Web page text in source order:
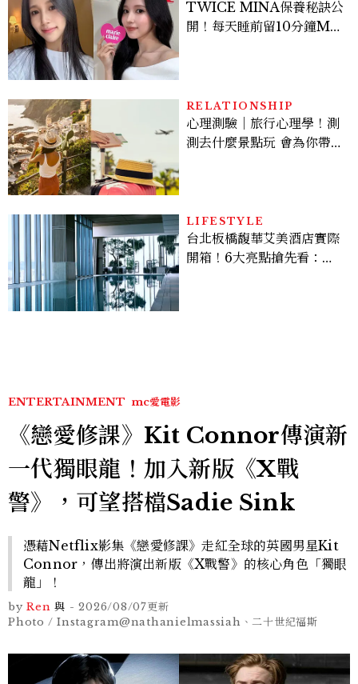
TWICE MINA保養秘訣公
開！每天睡前留10分鐘ME
RELATIONSHIP
心理測驗｜旅行心理學！測
測去什麼景點玩 會為你帶來
LIFESTYLE
台北板橋馥華艾美酒店實際
開箱！6大亮點搶先看：新
ENTERTAINMENT mc愛電影
《戀愛修課》Kit Connor傳演新
一代獨眼龍！加入新版《X戰
警》，可望搭檔Sadie Sink
憑藉Netflix影集《戀愛修課》走紅全球的英國男星Kit
Connor，傳出將演出新版《X戰警》的核心角色「獨眼
龍」！
by Ren與 -2026/08/07更新
Photo / Instagram@nathanielmassiah、二十世紀福斯